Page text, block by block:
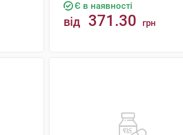
Є в наявності
від 371.30 грн